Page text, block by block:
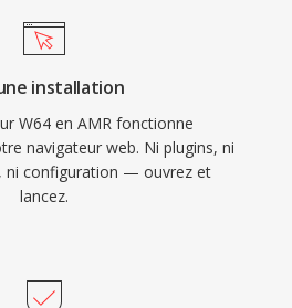
vocale intégrée et la
les silences. Bien que
à la musique en
passante etroite (300-3400
la transmission de parole
installation
W64 en AMR fonctionne
navigateur web. Ni plugins, ni
ni configuration — ouvrez et
lancez.